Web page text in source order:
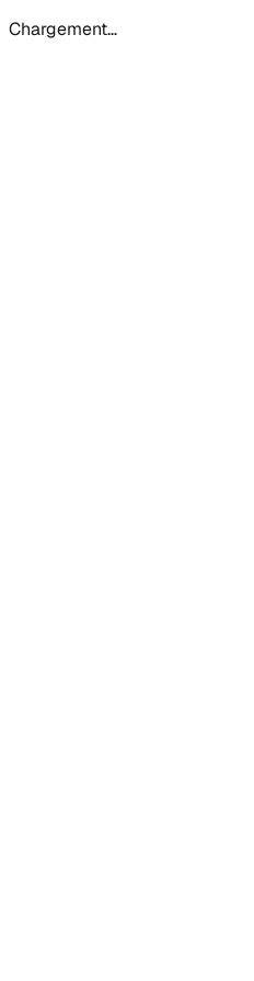
Chargement…